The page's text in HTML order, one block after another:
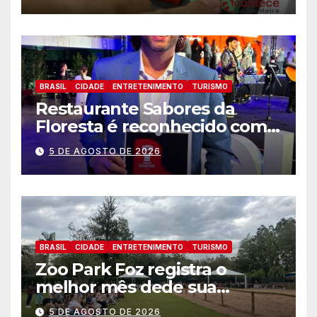
BRASIL CIDADE ENTRETENIMENTO TURISMO
Restaurante Sabores da
Floresta é reconhecido como
um dos Lugares Imperdíveis
de Foz do Iguaçu
5 DE AGOSTO DE 2026
BRASIL CIDADE ENTRETENIMENTO TURISMO
Zoo Park Foz registra o
melhor mês dede sua
inauguração
5 DE AGOSTO DE 2026